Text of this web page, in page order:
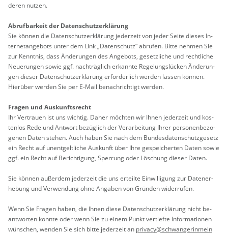
de­ren nut­zen.
Ab­ruf­bar­keit der Da­ten­schut­z­er­klä­rung
Sie kön­nen die Da­ten­schut­z­er­klä­rung je­der­zeit von jeder Seite die­ses In­
ter­net­an­ge­bots unter dem Link „Da­ten­schutz“ ab­ru­fen. Bitte neh­men Sie
zur Kennt­nis, dass Än­de­run­gen des An­ge­bots, ge­setz­li­che und recht­li­che
Neue­run­gen sowie ggf. nach­träg­lich er­kann­te Re­ge­lungs­lü­cken Än­de­run­
gen die­ser Da­ten­schut­z­er­klä­rung er­for­der­lich wer­den las­sen kön­nen.
Hier­über wer­den Sie per E-Mail be­nach­rich­tigt wer­den.
Fra­gen und Aus­kunfts­recht
Ihr Ver­trau­en ist uns wich­tig. Daher möch­ten wir Ihnen je­der­zeit und kos­
ten­los Rede und Ant­wort be­züg­lich der Ver­ar­bei­tung Ihrer per­so­nen­be­zo­
ge­nen Daten ste­hen. Auch haben Sie nach dem Bun­des­da­ten­schutz­ge­setz
ein Recht auf un­ent­gelt­li­che Aus­kunft über Ihre ge­spei­cher­ten Daten sowie
ggf. ein Recht auf Be­rich­ti­gung, Sper­rung oder Lö­schung die­ser Daten.
Sie kön­nen au­ßer­dem je­der­zeit die uns er­teil­te Ein­wil­li­gung zur Da­ten­er­
he­bung und Ver­wen­dung ohne An­ga­ben von Grün­den wi­der­ru­fen.
Wenn Sie Fra­gen haben, die Ihnen diese Da­ten­schut­z­er­klä­rung nicht be­
ant­wor­ten konn­te oder wenn Sie zu einem Punkt ver­tief­te In­for­ma­tio­nen
wün­schen, wen­den Sie sich bitte je­der­zeit an pri­va­cy@​sch​wang​erin​mein​